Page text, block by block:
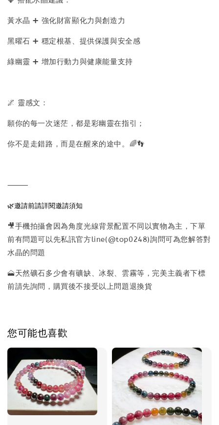
黃水晶 ➕ 強化財富顯化力與創造力
黑曜石 ➕ 穩定根基、提供保護與安全感
綠幽靈 ➕ 增加行動力與健康能量支持
🌌 靈感文：
願你的每一次迷茫，都是彩幽靈在指引；
你不是走錯路，而是在醒來的途中。🌈👣
⸻
🌿邀請前請詳閱邀請須知
🎥手機拍攝會因為角度光線背景配置不同以實物為主，下單
前有問題可以先私訊官方line(@top0248)詢問可為您解答對
水晶的問題
🗻天然礦石多少會有礦缺、冰裂、雲霧等，完美主義者下標
前請先詢問，購買後不接受以上問題退換貨
您可能也喜歡